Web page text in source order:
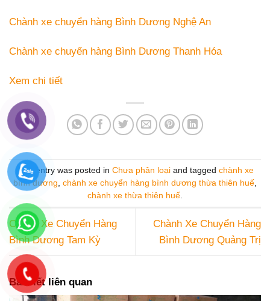
Chành xe chuyển hàng Bình Dương Nghệ An
Chành xe chuyển hàng Bình Dương Thanh Hóa
Xem chi tiết
This entry was posted in Chưa phân loạiand tagged chành xe
bình dương chành xe chuyển hàng bình dương thừa thiên huế
chành xe thừa thiên huế
Chành Xe Chuyển Hàng
Bình Dương Tam Kỳ
Chành Xe Chuyển Hàng
Bình Dương Quảng Trị
Bài viết liên quan